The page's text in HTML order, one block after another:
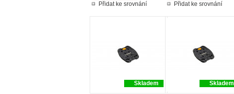
Přidat ke srovnání Přidat ke srovnání
Skladem Skladem